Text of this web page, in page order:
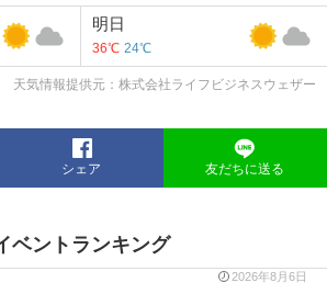
明日
36℃ 24℃
天気情報提供元：株式会社ライフビジネスウェザー
シェア 友だちに送る
ベントランキング
2026年8月6日